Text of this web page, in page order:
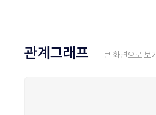
관계그래프 큰 화면으로 보기